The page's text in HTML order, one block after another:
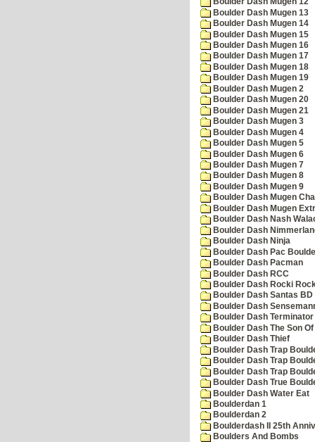
Boulder Dash Mugen 13
Boulder Dash Mugen 14
Boulder Dash Mugen 15
Boulder Dash Mugen 16
Boulder Dash Mugen 17
Boulder Dash Mugen 18
Boulder Dash Mugen 19
Boulder Dash Mugen 2
Boulder Dash Mugen 20
Boulder Dash Mugen 21
Boulder Dash Mugen 3
Boulder Dash Mugen 4
Boulder Dash Mugen 5
Boulder Dash Mugen 6
Boulder Dash Mugen 7
Boulder Dash Mugen 8
Boulder Dash Mugen 9
Boulder Dash Mugen
Boulder Dash Mugen
Boulder Dash Nash
Boulder Dash
Boulder Dash Ninja
Boulder Dash Pac
Boulder Dash Pacman
Boulder Dash RCC
Boulder Dash Rocki
Boulder Dash Santas
Boulder Dash
Boulder Dash
Boulder Dash The Son
Boulder Dash Thief
Boulder Dash Trap
Boulder Dash Trap
Boulder Dash Trap
Boulder Dash True
Boulder Dash Water Eat
Boulderdan 1
Boulderdan 2
Boulderdash II 25th
Boulders And Bombs